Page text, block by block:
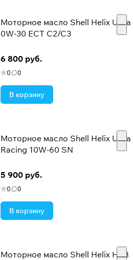
Моторное масло Shell Helix Ultra
0W-30 ECT C2/C3
6 800 руб.
0 0
В корзину
Моторное масло Shell Helix Ultra
Racing 10W-60 SN
5 900 руб.
0 0
В корзину
Моторное масло Shell Helix HX8